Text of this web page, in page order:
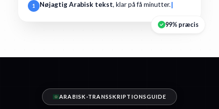
1 Nøjagtig Arabisk tekst, klar på få minutter.
99% præcis
ARABISK-TRANSSKRIPTIONSGUIDE